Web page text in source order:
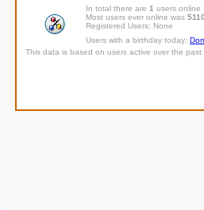
In total there are 1 users
Most users ever online was
Registered Users: None
Users with a birthday today:
This data is based on users active over the past